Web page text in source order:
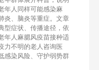
年人同样可能感染麻
炎、脑炎等重症。文章
型症状、传播途径，依
年人麻腮风疫苗接种适
力不明的老人咨询医
感染风险、守护弱势群